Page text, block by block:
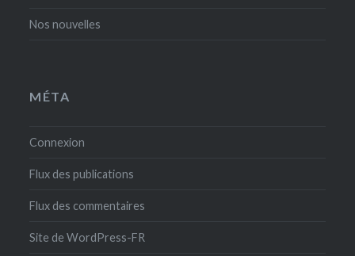
Nos nouvelles
MÉTA
Connexion
Flux des publications
Flux des commentaires
Site de WordPress-FR